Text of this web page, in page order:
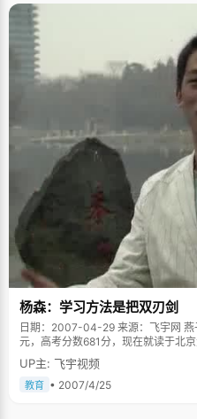
杨森：学习方法是把双刃剑
日期：2007-04-29 来源：飞宇网 燕子 杨森，2004年河北省高考文科状
元，高考分数681分，现在就读于北
文。 杨森很有个性，他左耳朵带了一个小小的耳钉，有点艺术系的风格，问
到穿耳钉的原因，他说只是随性突然
子，从采访开始，他的故事就像流水一
UP主: 飞宇视频
教育 • 2007/4/25